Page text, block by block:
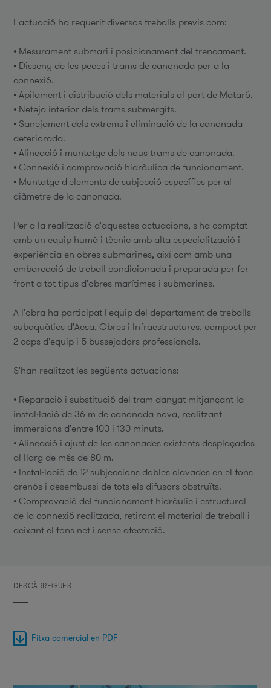
L'actuació ha requerit diversos treballs previs com:
• Mesurament submarí i posicionament del trencament.
• Disseny de les peces i trams de canonada per a la
connexió.
• Apilament i distribució dels materials al port de Mataró.
• Neteja interior dels trams submergits.
• Sanejament dels extrems i eliminació de la canonada
deteriorada.
• Alineació i muntatge dels nous trams de canonada.
• Connexió i comprovació hidràulica de funcionament.
• Muntatge d'elements de subjecció específics per al
diàmetre de la canonada.
Per a la realització d'aquestes actuacions, s'ha comptat
amb un equip humà i tècnic amb alta especialització i
experiència en obres submarines, així com amb una
embarcació de treball condicionada i preparada per fer
front a tot tipus d'obres marítimes i submarines.
A l'obra ha participat l'equip del departament de treballs
subaquàtics d'Acsa, Obres i Infraestructures, compost per
2 caps d'equip i 5 bussejadors professionals.
S'han realitzat les següents actuacions:
• Reparació i substitució del tram danyat mitjançant la
instal·lació de 36 m de canonada nova, realitzant
immersions d'entre 100 i 130 minuts.
• Alineació i ajust de les canonades existents desplaçades
al llarg de més de 80 m.
• Instal·lació de 12 subjeccions dobles clavades en el fons
arenós i desembussi de tots els difusors obstruïts.
• Comprovació del funcionament hidràulic i estructural
de la connexió realitzada, retirant el material de treball i
deixant el fons net i sense afectació.
DESCÀRREGUES
Fitxa comercial en PDF